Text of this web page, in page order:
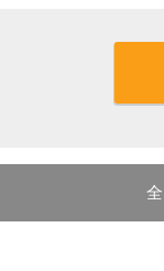
全